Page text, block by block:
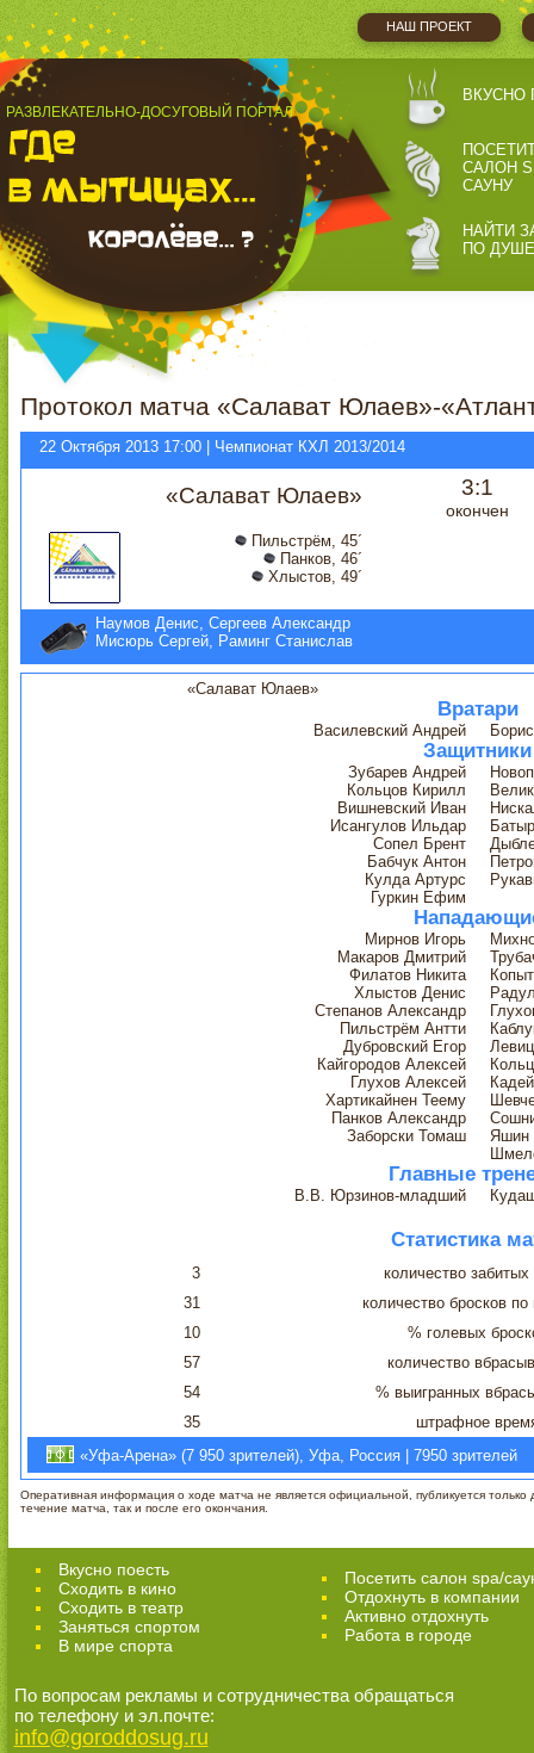
НАШ ПРОЕКТ
РАЗВЛЕКАТЕЛЬНО-ДОСУГОВЫЙ ПОРТАЛ
ВКУСНО
САЛОН
САУНУ
НАЙТИ
ПО ДУШЕ
Протокол матча «Салават Юлаев»-
22 Октября 2013 17:00 | Чемпионат КХЛ 2013/2014
«Салават Юлаев» 3:1
окончен
Пильстрём, 45´
Панков, 46´
Хлыстов, 49´
Наумов Денис, Сергеев Александр
Мисюрь Сергей, Раминг Станислав
«Салават Юлаев»
Вратари
Василевский Андрей
Защитники
Зубарев Андрей
Кольцов Кирилл
Вишневский Иван
Исангулов Ильдар
Сопел Брент
Бабчук Антон
Кулда Артурс
Гуркин Ефим
Мирнов Игорь
Макаров Дмитрий
Филатов Никита
Хлыстов Денис
Степанов Александр
Пильстрём Антти
Дубровский Егор
Кайгородов Алексей
Глухов Алексей
Хартикайнен Теему
Панков Александр
Заборски Томаш
Яшин
Главные
В.В. Юрзинов-младший
Статистика
3
количество
31
количество бросков по
10
% голевых
57
количество
54
% выигранных
35
штрафное
«Уфа-Арена» (7 950 зрителей), Уфа, Россия | 7950 зрителей
Оперативная информация о ходе матча не является официальной, публикуется только
течение матча, так и после его окончания.
Вкусно поесть
Сходить в кино
Cходить в театр
Заняться спортом
В мире спорта
Посетить салон spa/
Отдохнуть в компании
Активно отдохнуть
Работа в городе
По вопросам рекламы и сотрудничества обращаться
по телефону и эл.почте:
info@goroddosug.ru